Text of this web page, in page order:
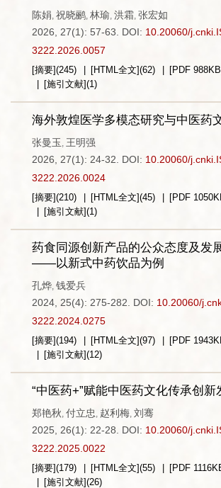
陈娟, 祝晓鹂, 林瑜, 洪霜, 张宏如
2026, 27(1): 57-63.
DOI: 10.20060/
3222.2026.0057
[摘要](245) [HTML全文](62) [PDF 988KB
[施引文献](1)
海外敦煌医学多模态研究与中医药
张曼玉 , 王明强
2026, 27(1): 24-32.
DOI: 10.20060/
3222.2026.0024
[摘要](210) [HTML全文](45) [PDF
[施引文献](1)
药食同源创新产品的公众态度及发
——以新式中药饮品为例
孔烨, 钱爱兵
2024, 25(4): 275-282.
DOI: 10.20060/
3222.2024.0275
[摘要](194) [HTML全文](97) [PDF
[施引文献](12)
“中医药+”赋能中医药文化传承创新
郑艳秋, 付立忠 , 赵利梅, 刘骞
2025, 26(1): 22-28.
DOI: 10.20060/
3222.2025.0022
[摘要](179) [HTML全文](55) [PDF
[施引文献](26)